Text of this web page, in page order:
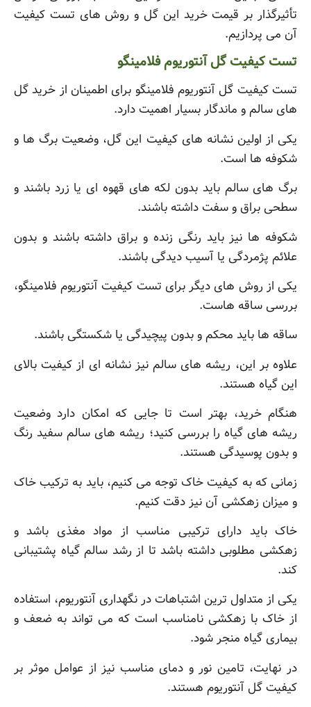
تأثیرگذار بر قیمت خرید این گل و روش های تست کیفیت
آن می پردازیم.
تست کیفیت گل آنتوریوم فلامینگو
تست کیفیت گل آنتوریوم فلامینگو برای اطمینان از خرید گل
های سالم و ماندگار بسیار اهمیت دارد.
یکی از اولین نشانه های کیفیت این گل، وضعیت برگ ها و
شکوفه ها است.
برگ های سالم باید بدون لکه های قهوه ای یا زرد باشند و
سطحی براق و سفت داشته باشند.
شکوفه ها نیز باید رنگی زنده و براق داشته باشند و بدون
علائم پژمردگی یا آسیب دیدگی باشند.
یکی از روش های دیگر برای تست کیفیت آنتوریوم فلامینگو،
بررسی ساقه هاست.
ساقه ها باید محکم و بدون پیچیدگی یا شکستگی باشند.
علاوه بر این، ریشه های سالم نیز نشانه ای از کیفیت بالای
این گیاه هستند.
هنگام خرید، بهتر است تا جایی که امکان دارد وضعیت
ریشه های گیاه را بررسی کنید؛ ریشه های سالم سفید رنگ
و بدون پوسیدگی هستند.
زمانی که به کیفیت خاک توجه می کنیم، باید به ترکیب خاک
و میزان زهکشی آن نیز دقت کنیم.
خاک باید دارای ترکیبی مناسب از مواد مغذی باشد و
زهکشی مطلوبی داشته باشد تا از رشد سالم گیاه پشتیبانی
کند.
یکی از متداول ترین اشتباهات در نگهداری آنتوریوم، استفاده
از خاک با زهکشی نامناسب است که می تواند به ضعف و
بیماری گیاه منجر شود.
در نهایت، تامین نور و دمای مناسب نیز از عوامل موثر بر
کیفیت گل آنتوریوم هستند.